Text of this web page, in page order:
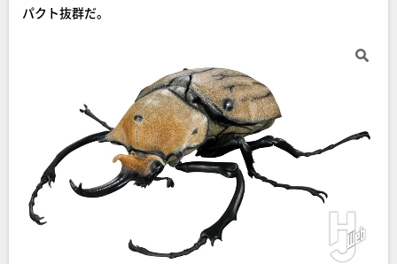
パクト抜群だ。